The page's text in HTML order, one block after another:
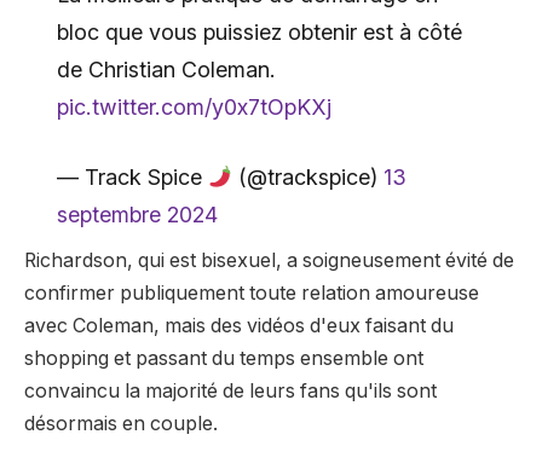
bloc que vous puissiez obtenir est à côté
de Christian Coleman.
pic.twitter.com/y0x7tOpKXj
— Track Spice (@trackspice) 13
septembre 2024
Richardson, qui est bisexuel, a soigneusement évité de
confirmer publiquement toute relation amoureuse
avec Coleman, mais des vidéos d'eux faisant du
shopping et passant du temps ensemble ont
convaincu la majorité de leurs fans qu'ils sont
désormais en couple.